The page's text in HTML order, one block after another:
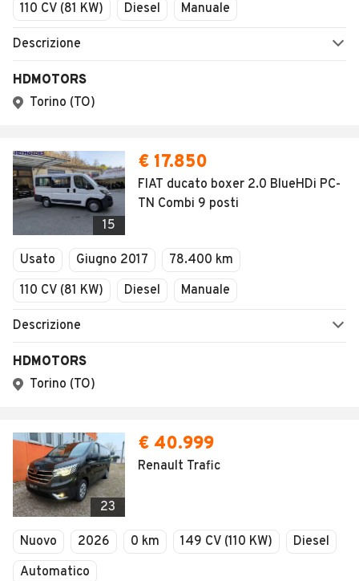
110 CV (81 KW)
Diesel Manuale
Descrizione
HDMOTORS
Torino (TO)
15
€ 17.850
FIAT ducato boxer 2.0 BlueHDi PC-
TN Combi 9 posti
Usato Giugno 2017
78.400 km
110 CV (81 KW)
Diesel Manuale
Descrizione
HDMOTORS
Torino (TO)
23
€ 40.999
Renault Trafic
Nuovo 2026 0 km 149 CV (110 KW)
Diesel
Automatico